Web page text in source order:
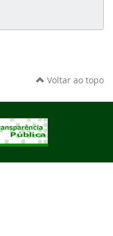
Voltar ao topo